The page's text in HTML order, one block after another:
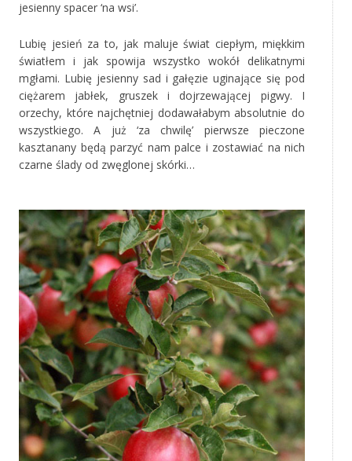
jesienny spacer ‘na wsi’.
Lubię jesień za to, jak maluje świat ciepłym, miękkim
światłem i jak spowija wszystko wokół delikatnymi
mgłami. Lubię jesienny sad i gałęzie uginające się pod
ciężarem jabłek, gruszek i dojrzewającej pigwy. I
orzechy, które najchętniej dodawałabym absolutnie do
wszystkiego. A już ‘za chwilę’ pierwsze pieczone
kasztanany będą parzyć nam palce i zostawiać na nich
czarne ślady od zwęglonej skórki…